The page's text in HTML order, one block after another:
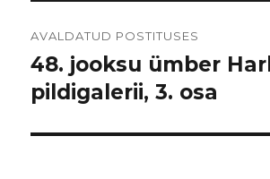
AVALDATUD POSTITUSES
48. jooksu ümber
pildigalerii, 3. osa